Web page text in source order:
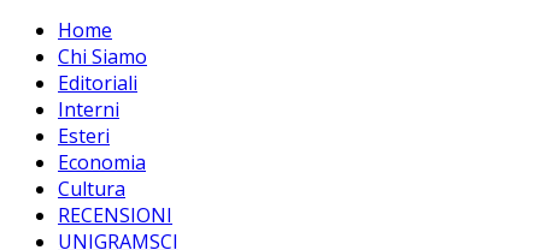
Home
Chi Siamo
Editoriali
Interni
Esteri
Economia
Cultura
RECENSIONI
UNIGRAMSCI